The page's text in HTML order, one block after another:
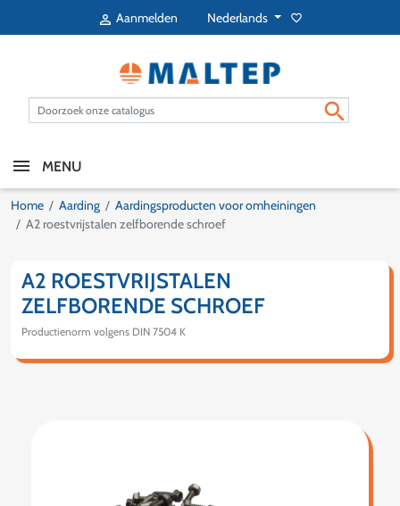
 Aanmelden Nederlands favorite_border

MENU
Home Aarding
Aardingsproducten voor omheiningen
A2 roestvrijstalen zelfborende schroef
A2 ROESTVRIJSTALEN
ZELFBORENDE SCHROEF
Productienorm volgens DIN 7504 K